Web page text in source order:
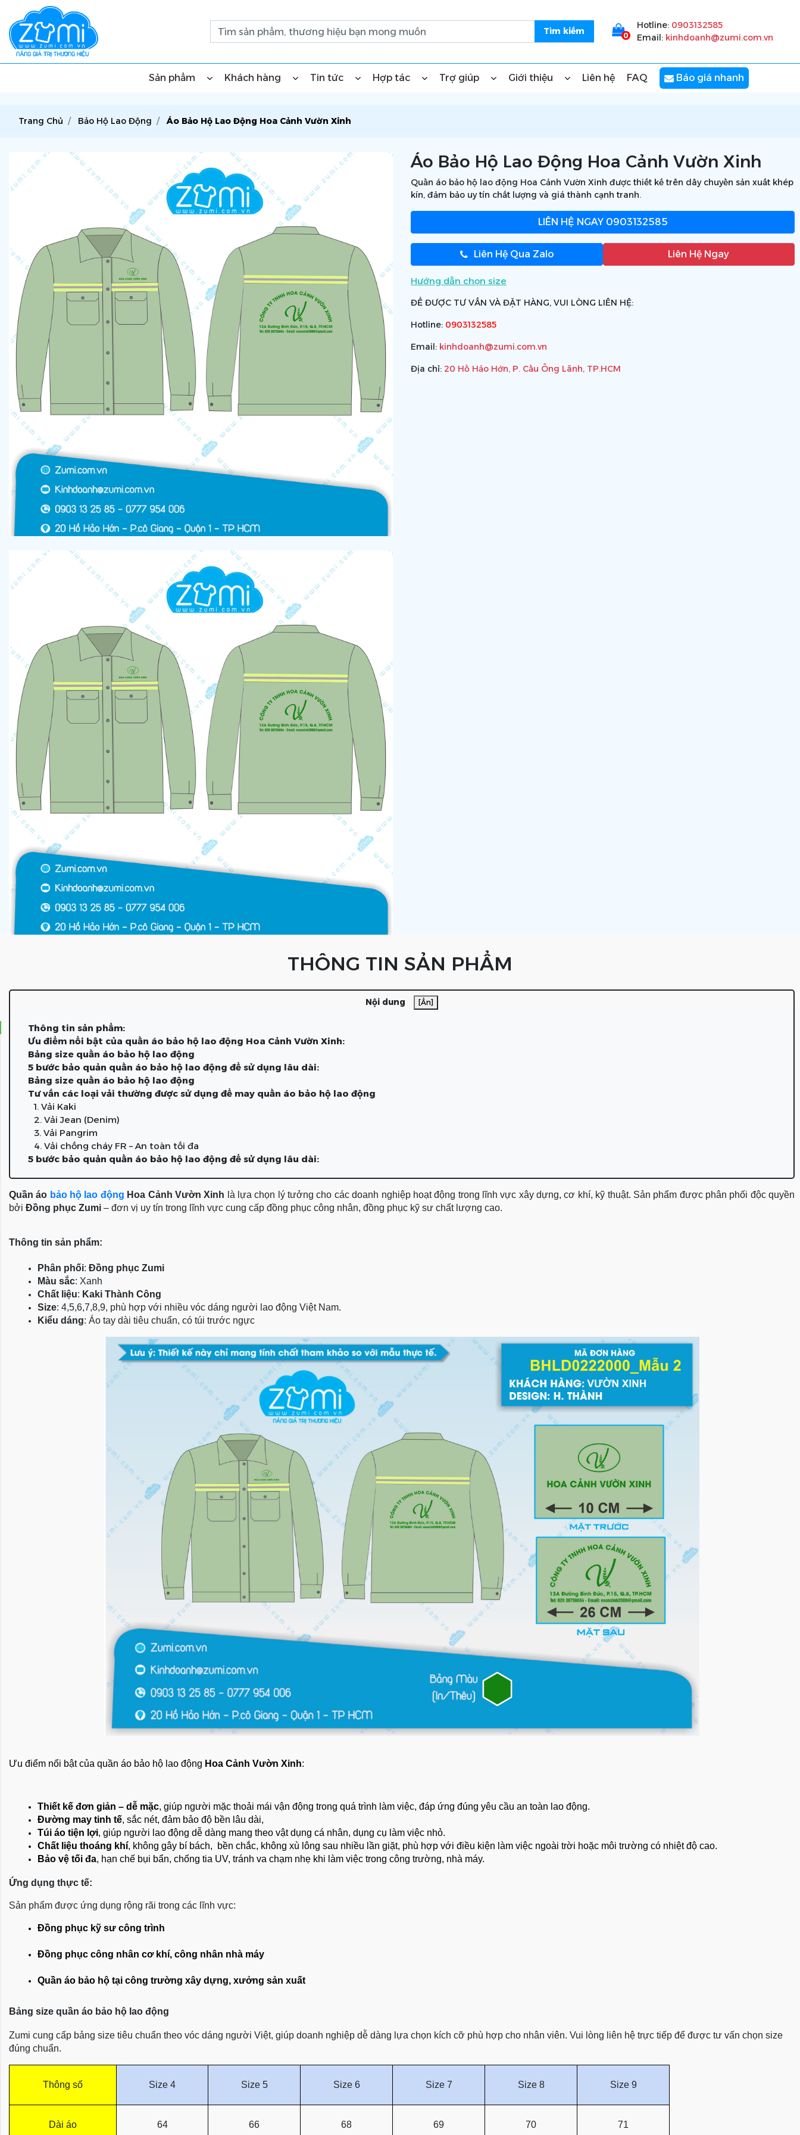
0
Hotline: 0903132585
Email: kinhdoanh@zumi.com.vn
Sản phẩm Khách hàng Tin tức Hợp tác Trợ giúp Giới thiệu Liên hệ FAQ Báo giá nhanh
Trang Chủ Bảo Hộ Lao Động Áo Bảo Hộ Lao Động Hoa Cảnh Vườn Xinh
Áo Bảo Hộ Lao Động Hoa Cảnh Vườn Xinh
Quần áo bảo hộ lao động Hoa Cảnh Vườn Xinh được thiết kế trên dây chuyền sản xuất khép
kín, đảm bảo uy tín chất lượng và giá thành cạnh tranh.
LIÊN HỆ NGAY0903132585
Liên Hệ Qua Zalo Liên Hệ Ngay
Hướng dẫn chọn size
ĐỂ ĐƯỢC TƯ VẤN VÀ ĐẶT HÀNG, VUI LÒNG LIÊN HỆ:
Hotline: 0903132585
Email: kinhdoanh@zumi.com.vn
Địa chỉ: 20 Hồ Hảo Hớn, P. Cầu Ông Lãnh, TP.HCM
THÔNG TIN SẢN PHẨM
Nội dung [Ẩn]
Thông tin sản phẩm:
Ưu điểm nổi bật của quần áo bảo hộ lao động Hoa Cảnh Vườn Xinh:
Bảng size quần áo bảo hộ lao động
5 bước bảo quản quần áo bảo hộ lao động để sử dụng lâu dài:
Bảng size quần áo bảo hộ lao động
Tư vấn các loại vải thường được sử dụng để may quần áo bảo hộ lao động
1. Vải Kaki
2. Vải Jean (Denim)
3. Vải Pangrim
4. Vải chống cháy FR – An toàn tối đa
5 bước bảo quản quần áo bảo hộ lao động để sử dụng lâu dài:
Quần áo bảo hộ lao động Hoa Cảnh Vườn Xinh là lựa chọn lý tưởng cho các doanh nghiệp hoạt động trong lĩnh vực xây dựng, cơ khí, kỹ thuật. Sản phẩm được phân phối độc quyền
bởi Đồng phục Zumi – đơn vị uy tín trong lĩnh vực cung cấp đồng phục công nhân, đồng phục kỹ sư chất lượng cao.
Thông tin sản phẩm:
Phân phối: Đồng phục Zumi
Màu sắc: Xanh
Chất liệu: Kaki Thành Công
Size: 4,5,6,7,8,9, phù hợp với nhiều vóc dáng người lao động Việt Nam.
Kiểu dáng: Áo tay dài tiêu chuẩn, có túi trước ngực
Ưu điểm nổi bật của quần áo bảo hộ lao động Hoa Cảnh Vườn Xinh:
Thiết kế đơn giản – dễ mặc, giúp người mặc thoải mái vận động trong quá trình làm việc, đáp ứng đúng yêu cầu an toàn lao động.
Đường may tinh tế, sắc nét, đảm bảo độ bền lâu dài,
Túi áo tiện lợi, giúp người lao động dễ dàng mang theo vật dụng cá nhân, dụng cụ làm việc nhỏ.
Chất liệu thoáng khí, không gây bí bách,  bền chắc, không xù lông sau nhiều lần giặt, phù hợp với điều kiện làm việc ngoài trời hoặc môi trường có nhiệt độ cao.
Bảo vệ tối đa, hạn chế bụi bẩn, chống tia UV, tránh va chạm nhẹ khi làm việc trong công trường, nhà máy.
Ứng dụng thực tế:
Sản phẩm được ứng dụng rộng rãi trong các lĩnh vực:
Đồng phục kỹ sư công trình
Đồng phục công nhân cơ khí, công nhân nhà máy
Quần áo bảo hộ tại công trường xây dựng, xưởng sản xuất
Bảng size quần áo bảo hộ lao động
Zumi cung cấp bảng size tiêu chuẩn theo vóc dáng người Việt, giúp doanh nghiệp dễ dàng lựa chọn kích cỡ phù hợp cho nhân viên. Vui lòng liên hệ trực tiếp để được tư vấn chọn size
đúng chuẩn.
Thông số Size 4 Size 5 Size 6 Size 7 Size 8 Size 9
Dài áo 64 66 68 69 70 71